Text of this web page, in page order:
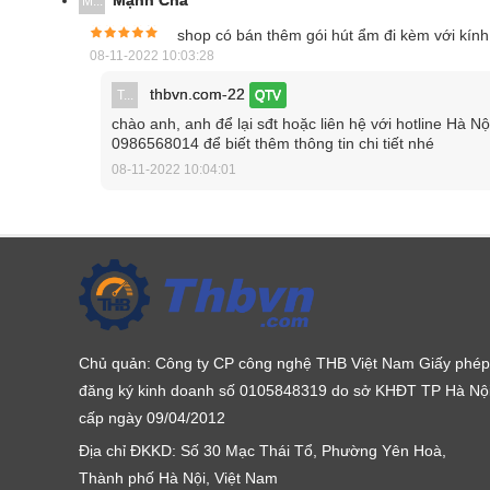
Cách Bảo Quản Kính hiển vi soi linh
Lau hệ thống giá đỡ hàng ngày bằng khăn lau
xylen hoặc cồn.
Bảo dưỡng, mở kính lau hệ thống chiếu sáng
Sử dụng và bảo quản kính hiển vi một cách thận
mốc.
Kính hiển vi soi linh kiện MCS-2204 và các sản
hãng trên thị trường bởimaydochuyendung.com
những tư vấn miễn phí và báo giá nhanh nhất về
hoặc 0918132242 (TP Hồ Chí Minh). Địa chỉ: số
Lý Thường Kiệt, P. Phú Thọ, TP HCM
Ngoài ra, bạn cũng có thể đặt hàng trực tiếp theo link
tiet/kinh-hien-vi-soi-linh-kien-mcs-2204
shop có bán thêm gói hút ẩm đi kèm với
08-11-2022 10:03:28
T... thbvn.com-22 QTV
chào anh, anh để lại sđt hoặc liên hệ với hotline Hà
0986568014 để biết thêm thông tin chi tiết nhé
08-11-2022 10:04:01
Chủ quản: Công ty CP công nghệ THB Việt Nam Giấy phép
đăng ký kinh doanh số 0105848319 do sở KHĐT TP Hà
cấp ngày 09/04/2012
Địa chỉ ĐKKD: Số 30 Mạc Thái Tổ, Phường Yên Hoà,
Thành phố Hà Nội, Việt Nam